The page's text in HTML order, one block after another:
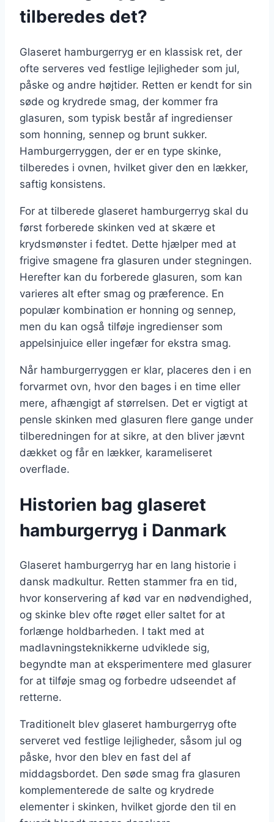
tilberedes det?
Glaseret hamburgerryg er en klassisk ret, der
ofte serveres ved festlige lejligheder som jul,
påske og andre højtider. Retten er kendt for sin
søde og krydrede smag, der kommer fra
glasuren, som typisk består af ingredienser
som honning, sennep og brunt sukker.
Hamburgerryggen, der er en type skinke,
tilberedes i ovnen, hvilket giver den en lækker,
saftig konsistens.
For at tilberede glaseret hamburgerryg skal du
først forberede skinken ved at skære et
krydsmønster i fedtet. Dette hjælper med at
frigive smagene fra glasuren under stegningen.
Herefter kan du forberede glasuren, som kan
varieres alt efter smag og præference. En
populær kombination er honning og sennep,
men du kan også tilføje ingredienser som
appelsinjuice eller ingefær for ekstra smag.
Når hamburgerryggen er klar, placeres den i en
forvarmet ovn, hvor den bages i en time eller
mere, afhængigt af størrelsen. Det er vigtigt at
pensle skinken med glasuren flere gange under
tilberedningen for at sikre, at den bliver jævnt
dækket og får en lækker, karameliseret
overflade.
Historien bag glaseret
hamburgerryg i Danmark
Glaseret hamburgerryg har en lang historie i
dansk madkultur. Retten stammer fra en tid,
hvor konservering af kød var en nødvendighed,
og skinke blev ofte røget eller saltet for at
forlænge holdbarheden. I takt med at
madlavningsteknikkerne udviklede sig,
begyndte man at eksperimentere med glasurer
for at tilføje smag og forbedre udseendet af
retterne.
Traditionelt blev glaseret hamburgerryg ofte
serveret ved festlige lejligheder, såsom jul og
påske, hvor den blev en fast del af
middagsbordet. Den søde smag fra glasuren
komplementerede de salte og krydrede
elementer i skinken, hvilket gjorde den til en